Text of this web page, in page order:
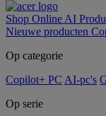
Shop Online AI
Nieuwe producten
Op categorie
Copilot+ PC AI-pc's
Op serie